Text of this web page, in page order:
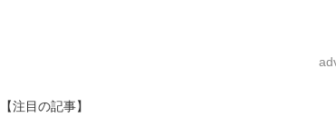
【注目の記事】